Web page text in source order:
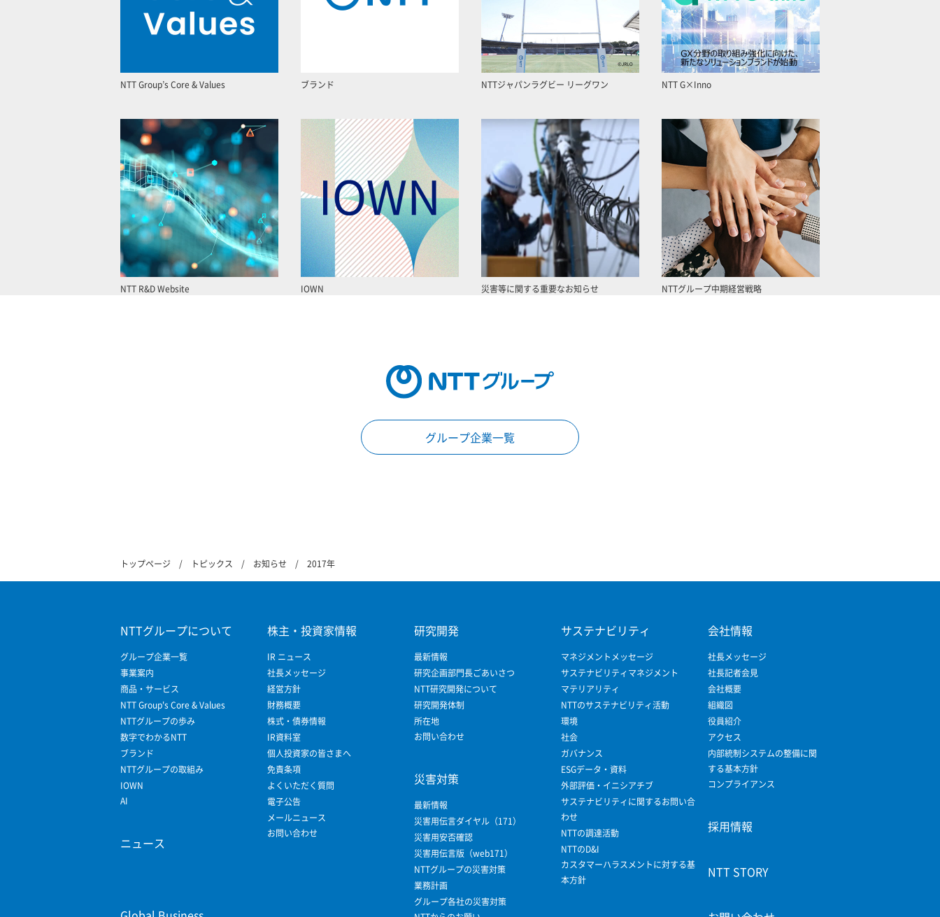
NTT Group’s Core & Values ブランド NTTジャパンラグビー リーグワン NTT G×Inno
NTT R&D Website IOWN 災害等に関する重要なお知らせ NTTグループ中期経営戦略
グループ企業一覧
トップページ トピックス お知らせ 2017年
NTTグループについて
グループ企業一覧
事業案内
商品・サービス
NTT Group's Core & Values
NTTグループの歩み
数字でわかるNTT
ブランド
NTTグループの取組み
IOWN
AI
ニュース
株主・投資家情報
IR ニュース
社長メッセージ
経営方針
財務概要
株式・債券情報
IR資料室
個人投資家の皆さまへ
免責条項
よくいただく質問
電子公告
メールニュース
お問い合わせ
研究開発
最新情報
研究企画部門長ごあいさつ
NTT研究開発について
研究開発体制
所在地
お問い合わせ
災害対策
最新情報
災害用伝言ダイヤル（171）
災害用安否確認
災害用伝言版（web171）
NTTグループの災害対策
業務計画
グループ各社の災害対策
サステナビリティ
マネジメントメッセージ
サステナビリティマネジメント
マテリアリティ
NTTのサステナビリティ活動
環境
社会
ガバナンス
ESGデータ・資料
外部評価・イニシアチブ
サステナビリティに関するお問い合
わせ
NTTの調達活動
NTTのD&I
カスタマーハラスメントに対する基
本方針
会社情報
社長メッセージ
社長記者会見
会社概要
組織図
役員紹介
アクセス
内部統制システムの整備に関
する基本方針
コンプライアンス
採用情報
NTT STORY